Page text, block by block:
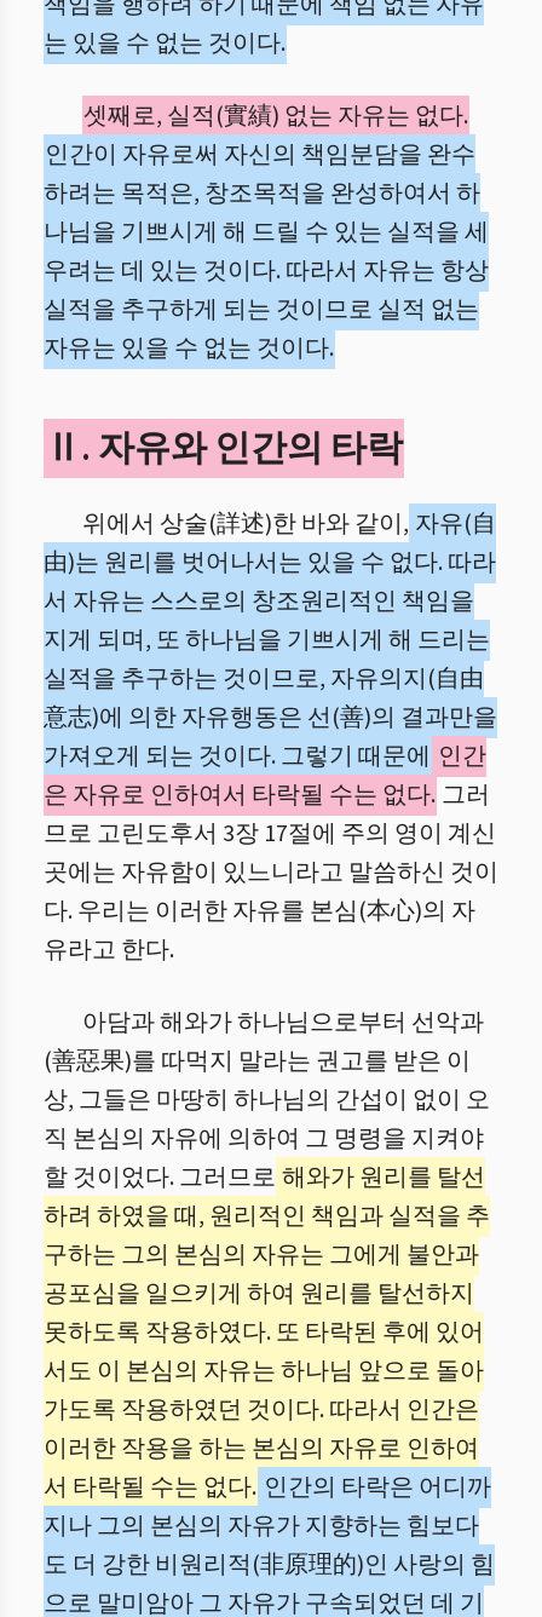
는 있을 수 없는 것이다.
셋째로, 실적(實績) 없는 자유는 없다.
인간이 자유로써 자신의 책임분담을 완수
하려는 목적은, 창조목적을 완성하여서 하
나님을 기쁘시게 해 드릴 수 있는 실적을 세
우려는 데 있는 것이다. 따라서 자유는 항상
실적을 추구하게 되는 것이므로 실적 없는
자유는 있을 수 없는 것이다.
Ⅱ. 자유와 인간의 타락
위에서 상술(詳述)한 바와 같이, 자유(自
由)는 원리를 벗어나서는 있을 수 없다. 따라
서 자유는 스스로의 창조원리적인 책임을
지게 되며, 또 하나님을 기쁘시게 해 드리는
실적을 추구하는 것이므로, 자유의지(自由
意志)에 의한 자유행동은 선(善)의 결과만을
가져오게 되는 것이다. 그렇기 때문에 인간
은 자유로 인하여서 타락될 수는 없다. 그러
므로 고린도후서 3장 17절에 주의 영이 계신
곳에는 자유함이 있느니라고 말씀하신 것이
다. 우리는 이러한 자유를 본심(本心)의 자
유라고 한다.
아담과 해와가 하나님으로부터 선악과
(善惡果)를 따먹지 말라는 권고를 받은 이
상, 그들은 마땅히 하나님의 간섭이 없이 오
직 본심의 자유에 의하여 그 명령을 지켜야
할 것이었다. 그러므로 해와가 원리를 탈선
하려 하였을 때, 원리적인 책임과 실적을 추
구하는 그의 본심의 자유는 그에게 불안과
공포심을 일으키게 하여 원리를 탈선하지
못하도록 작용하였다. 또 타락된 후에 있어
서도 이 본심의 자유는 하나님 앞으로 돌아
가도록 작용하였던 것이다. 따라서 인간은
이러한 작용을 하는 본심의 자유로 인하여
서 타락될 수는 없다. 인간의 타락은 어디까
지나 그의 본심의 자유가 지향하는 힘보다
도 더 강한 비원리적(非原理的)인 사랑의 힘
으로 말미암아 그 자유가 구속되었던 데 기